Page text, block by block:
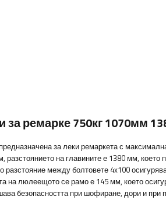
за ремарке 750кг 1070мм
за леки ремаркета с
разстоянието на главините е 1380 мм,
разстояние между болтовете 4x100
на люлеещото се рамо е 145 мм, което
безопасността при шофиране, дори и при